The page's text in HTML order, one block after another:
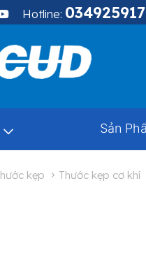
Hotline:
Sản
thước kẹp thước kẹp cơ khí